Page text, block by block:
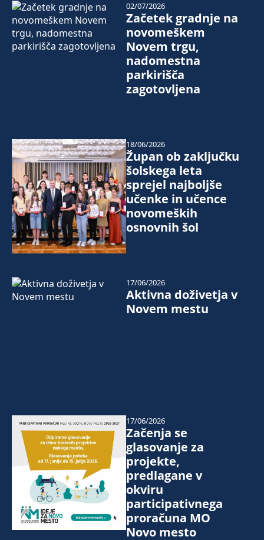
Začetek gradnje na
novomeškem
Novem trgu,
nadomestna
parkirišča
zagotovljena
02/07/2026
Župan ob zaključku
šolskega leta
sprejel najboljše
učenke in učence
novomeških
osnovnih šol
18/06/2026
Aktivna doživetja v
Novem mestu
17/06/2026
Začenja se
glasovanje za
projekte,
predlagane v
okviru
participativnega
proračuna MO
Novo mesto
17/06/2026